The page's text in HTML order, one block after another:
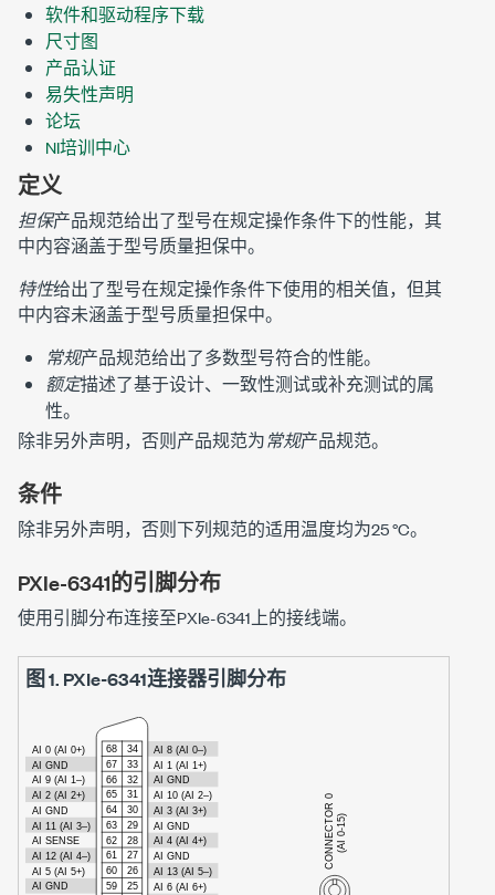
软件和驱动程序下载
尺寸图
产品认证
易失性声明
论坛
NI培训中心
定义
担保产品规范给出了型号在规定操作条件下的性能，其
中内容涵盖于型号质量担保中。
特性给出了型号在规定操作条件下使用的相关值，但其
中内容未涵盖于型号质量担保中。
常规产品规范给出了多数型号符合的性能。
额定描述了基于设计、一致性测试或补充测试的属
性。
除非另外声明，否则产品规范为常规产品规范。
条件
除非另外声明，否则下列规范的适用温度均为25 °C。
PXIe-6341的引脚分布
使用引脚分布连接至PXIe-6341 上的接线端。
图 1. PXIe-6341连接器引脚分布